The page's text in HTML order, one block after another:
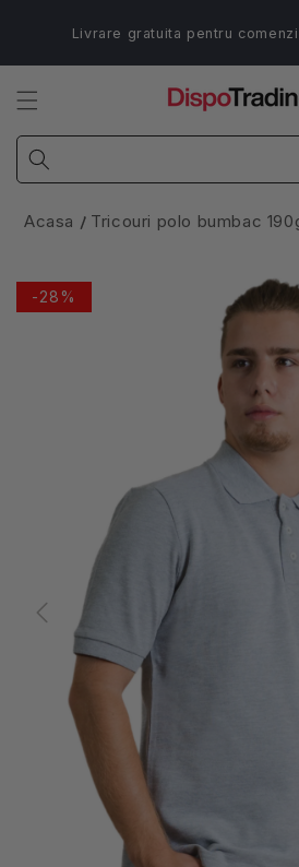
conținutLivrare gratuita pentru
Acasa Tricouri polo bumbac
-28%